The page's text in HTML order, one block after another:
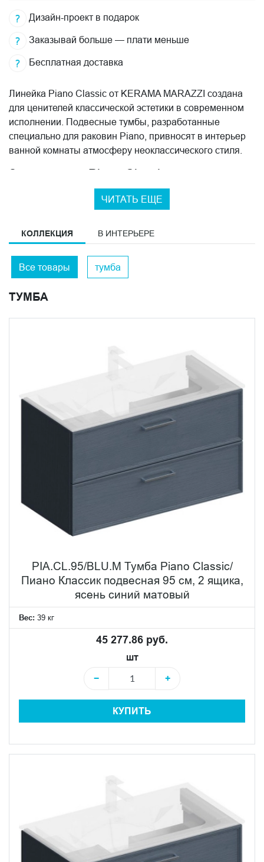
Дизайн-проект в подарок
Заказывай больше — плати меньше
Бесплатная доставка
Линейка Piano Classic от KERAMA MARAZZI создана
для ценителей классической эстетики в современном
исполнении. Подвесные тумбы, разработанные
специально для раковин Piano, привносят в интерьер
ванной комнаты атмосферу неоклассического стиля.
За что ценят Piano Classic
Достоинства коллекции:
неоклассический дизайн;
продуманная эргономика;
высококачественные материалы;
универсальность применения.
В коллекции Piano Classic каждая деталь продумана до
тумбами формируют гармоничную композицию, где
функциональность не уступает эстетике.
ЧИТАТЬ ЕЩЕ
КОЛЛЕКЦИЯ В ИНТЕРЬЕРЕ
Все товары тумба
ТУМБА
PIA.CL.95/BLU.M Тумба Piano Classic/
Пиано Классик подвесная 95 см, 2 ящика,
ясень синий матовый
Вес: 39 кг
45 277.86 руб.
шт
−
+
КУПИТЬ